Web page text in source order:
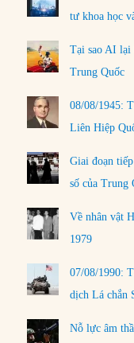
tư khoa học
Tại sao AI lại
Trung Quốc
08/08/1945:
Liên Hiệp
Giai đoạn
số của Trung
Về nhân vật
1979
07/08/1990:
dịch Lá chắn
Nỗ lực âm